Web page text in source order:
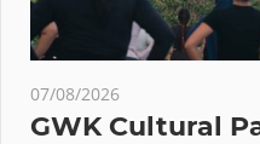
07/08/2026
GWK Cultural